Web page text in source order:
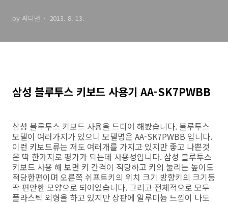
by 씨디맨 2013. 8. 13.
삼성 블루투스 키보드 사용기 AA-SK7PWBB
삼성 블루투스 키보드 사용을 드디어 해봤습니다. 블루투스
모델이 여러가지가 있으니 모델명은 AA-SK7PWBB 입니다.
이런 키보드류는 저도 여러개를 가지고 있지만 좋고 나쁜것
은 딱 한가지로 평가가 되는데 사용성입니다. 삼성 블루투스
키보드 사용 해 보면 키 간격이 적당하고 키의 눌리는 높이도
적당한편이며 오른쪽 쉬프트키의 위치 크기 방향키의 크기등
딱 편안한 모양으로 되어있습니다. 그리고 전체적으로 모두
플라스틱 외형을 하고 있지만 상판에 알루미늄 느낌이 나도